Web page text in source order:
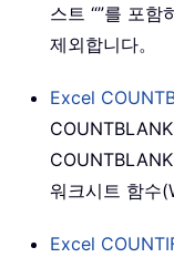
스트 “”를 포
제외합니다。
Excel
COUNTBLANK
워크시트 함수
Excel